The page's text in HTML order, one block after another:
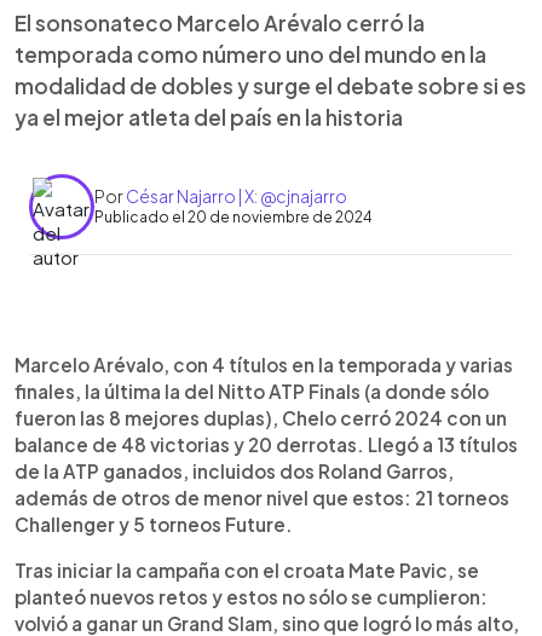
El sonsonateco Marcelo Arévalo cerró la
temporada como número uno del mundo en la
modalidad de dobles y surge el debate sobre si es
ya el mejor atleta del país en la historia
PorCésar Najarro | X: @cjnajarro
Publicado el 20 de noviembre de 2024
► Escuchar artículo
Marcelo Arévalo, con 4 títulos en la temporada y varias
finales, la última la del Nitto ATP Finals (a donde sólo
fueron las 8 mejores duplas), Chelo cerró 2024 con un
balance de 48 victorias y 20 derrotas. Llegó a 13 títulos
de la ATP ganados, incluidos dos Roland Garros,
además de otros de menor nivel que estos: 21 torneos
Challenger y 5 torneos Future.
Tras iniciar la campaña con el croata Mate Pavic, se
planteó nuevos retos y estos no sólo se cumplieron:
volvió a ganar un Grand Slam, sino que logró lo más alto,